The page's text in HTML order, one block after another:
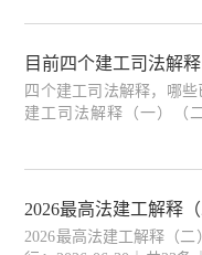
查收集；三是对于作为
才能作为定案的根据。
认定事实的基础上，以法
目前四个建工司法解
四个建工司法解释，哪
建工司法解释（一）（
用？ 2026年6月29日，
的出台，在建筑行业和法
法解释”“建工司法解释
2026最高法建工解释
文要点
2026最高法建工解释（